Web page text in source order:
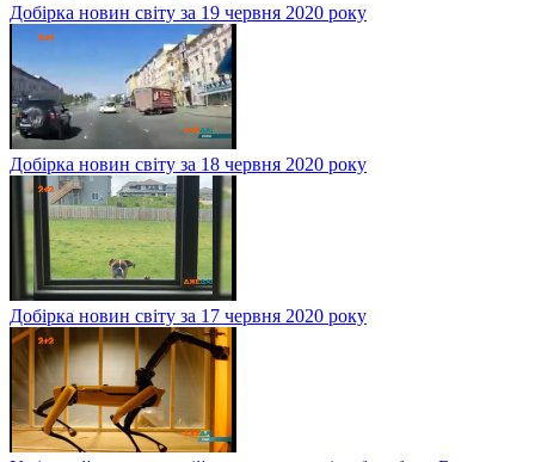
Добірка новин світу за 19 червня 2020 року
Добірка новин світу за 18 червня 2020 року
Добірка новин світу за 17 червня 2020 року